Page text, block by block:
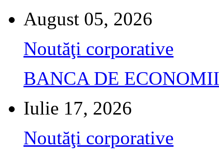
August 05, 2026
Noutăţi corporative
BANCA DE
Iulie 17, 2026
Noutăţi corporative